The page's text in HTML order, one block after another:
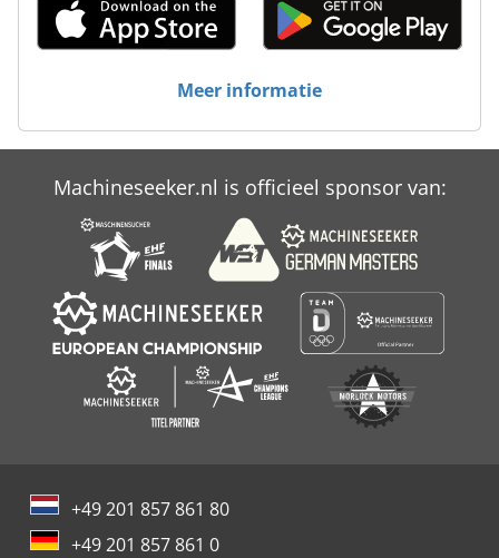
Meer informatie
Machineseeker.nl is officieel sponsor van:
+49 201 857 861 80
+49 201 857 861 0